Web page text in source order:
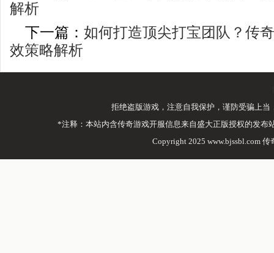
解析
下一篇： 如何打造顶尖打宝团队？传
效策略解析
拒绝盗版游戏，注意自我保护，谨防受骗上
*注释：本站内含传奇游戏开服信息来自盛大正版授权的发
Copyright 2025 www.bjssbl.com